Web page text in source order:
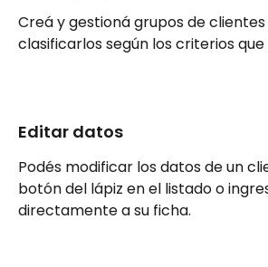
Creá y gestioná grupos de
clasificarlos según los criterios
Editar datos
Podés modificar los datos de un
botón del lápiz en el listado o
directamente a su ficha.